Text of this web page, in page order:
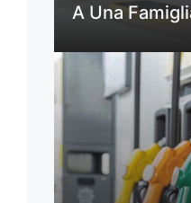
A Una